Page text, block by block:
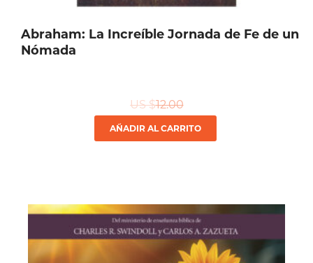
Abraham: La Increíble Jornada de Fe de un
Nómada
US $12.00
AÑADIR AL CARRITO